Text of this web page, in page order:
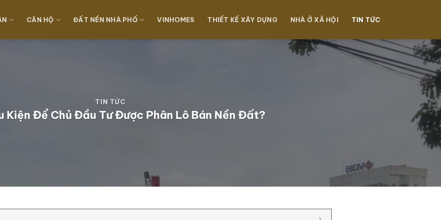
CĂN HỘ ĐẤT NỀN NHÀ PHỐ VINHOMES THIẾT KẾ XÂY DỰNG NHÀ Ở XÃ HỘI TIN TỨC
TIN TỨC
Kiện Để Chủ Đầu Tư Được Phân Lô Bán Nền Đất?